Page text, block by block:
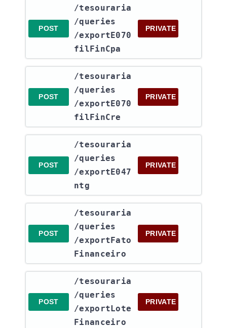
POST
​/tesouraria​
/queries​
/exportE070
filFinCpa
PRIVATE
POST
​/tesouraria​
/queries​
/exportE070
filFinCre
PRIVATE
POST
​/tesouraria​
/queries​
/exportE047
ntg
PRIVATE
POST
​/tesouraria​
/queries​
/exportFato
Financeiro
PRIVATE
POST
​/tesouraria​
/queries​
/exportLote
Financeiro
PRIVATE